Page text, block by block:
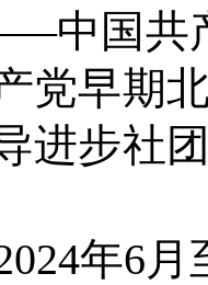
中国共
党早期
进步社
年6